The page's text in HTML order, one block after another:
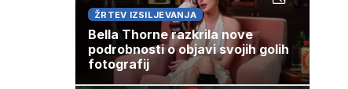
ŽRTEV IZSILJEVANJA
Bella Thorne razkrila nove
podrobnosti o objavi svojih golih
fotografij